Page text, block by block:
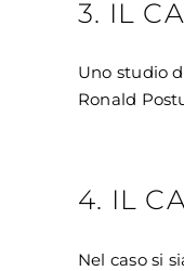
3. IL
Uno studio
Ronald
4. IL
Nel caso si